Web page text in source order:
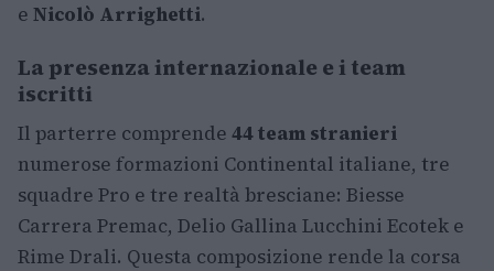
e Nicolò Arrighetti.
La presenza internazionale e i team
iscritti
Il parterre comprende 44 team stranieri
numerose formazioni Continental italiane, tre
squadre Pro e tre realtà bresciane: Biesse
Carrera Premac, Delio Gallina Lucchini Ecotek e
Rime Drali. Questa composizione rende la corsa